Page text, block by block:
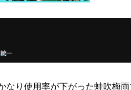
なり使用率が下がった蛙吹梅